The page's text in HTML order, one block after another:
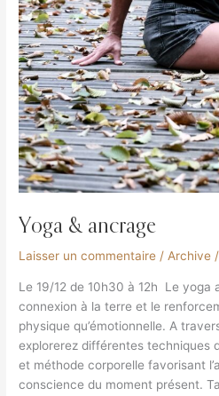
Yoga & ancrage
Laisser un commentaire /Archive
Le 19/12 de 10h30 à 12h Le yoga
connexion à la terre et le
physique qu’émotionnelle. A
explorerez différentes techniques
et méthode corporelle favorisant
conscience du moment présent.